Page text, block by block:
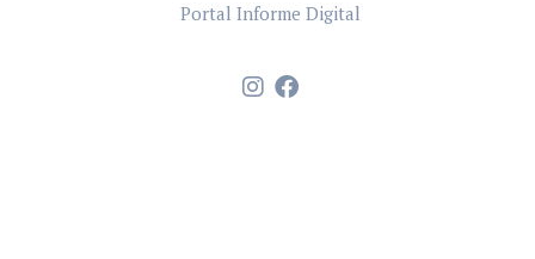
Portal Informe Digital